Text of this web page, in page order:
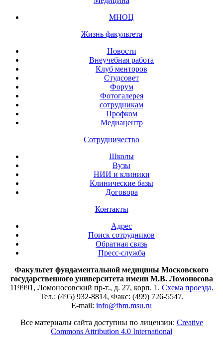
МНОЦ
Жизнь факультета
Новости
Внеучебная работа
Клуб менторов
Студсовет
Форум
Фотогалерея
сотрудникам
Профком
Медиацентр
Сотрудничество
Школы
Вузы
НИИ и клиники
Клинические базы
Договора
Контакты
Адрес
Поиск сотрудников
Обратная связь
Пресс-служба
Факультет фундаментальной медицины Московского
государственного университета имени М.В. Ломоносова
119991, Ломоносовский пр-т., д. 27, корп. 1. Схема проезда.
Тел.: (495) 932-8814, Факс: (499) 726-5547.
E-mail: info@fbm.msu.ru
Все материалы сайта доступны по лицензии: Creative
Commons Attribution 4.0 International